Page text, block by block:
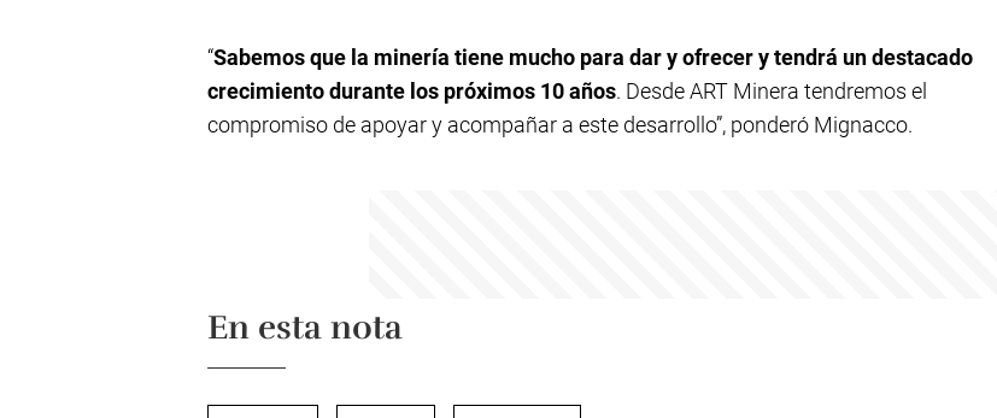
“Sabemos que la minería tiene mucho para dar y ofrecer y tendrá un destacado
crecimiento durante los próximos 10 años. Desde ART Minera tendremos el
compromiso de apoyar y acompañar a este desarrollo”, ponderó Mignacco.
En esta nota